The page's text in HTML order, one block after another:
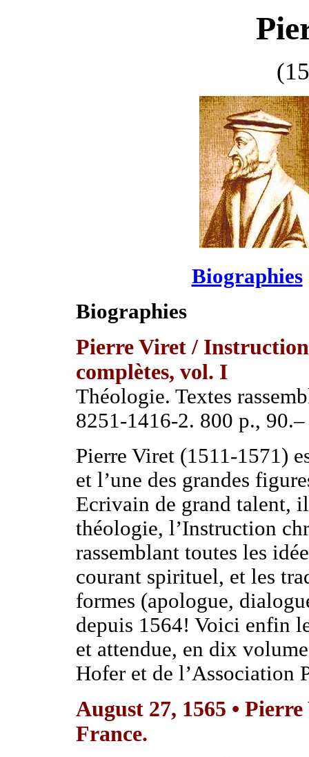
Biographies
Biographies
Pierre Viret/
complètes, vol. I
Théologie. Textes
8251-1416-2. 800 p.,
Pierre Viret (1511-1571)
et l’une des grandes
Ecrivain de grand talent,
théologie, l’Instruction
rassemblant toutes les
courant spirituel, et les
formes (apologue,
depuis 1564! Voici enfin
et attendue, en dix
Hofer et de l’Association
August 27, 1565 •
France.